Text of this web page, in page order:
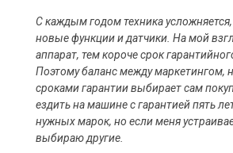
С каждым годом техника
новые функции и датчики. На мой
аппарат, тем короче срок
Поэтому баланс между маркетингом,
сроками гарантии выбирает сам
ездить на машине с гарантией пять
нужных марок, но если меня
выбираю другие.